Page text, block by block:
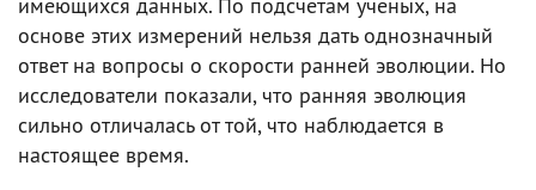
основе этих измерений нельзя дать однозначный
ответ на вопросы о скорости ранней эволюции. Но
исследователи показали, что ранняя эволюция
сильно отличалась от той, что наблюдается в
настоящее время.